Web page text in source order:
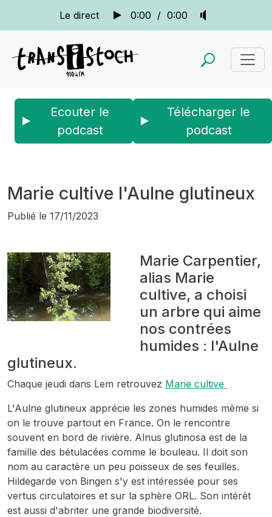
Le direct 0:00 / 0:00
Ecouter le
podcast
Télécharger le
podcast
Marie cultive l'Aulne glutineux
Publié le 17/11/2023
Marie Carpentier,
alias Marie
cultive, a choisi
un arbre qui aime
nos contrées
humides : l'Aulne
glutineux.
Chaque jeudi dans Lem retrouvez Marie cultive
L'Aulne glutineux apprécie les zones humides même si
on le trouve partout en France. On le rencontre
souvent en bord de rivière. Alnus glutinosa est de la
famille des bétulacées comme le bouleau. Il doit son
nom au caractère un peu poisseux de ses feuilles.
Hildegarde von Bingen s'y est intéressée pour ses
vertus circulatoires et sur la sphère ORL. Son intérêt
est aussi d'abriter une grande biodiversité.